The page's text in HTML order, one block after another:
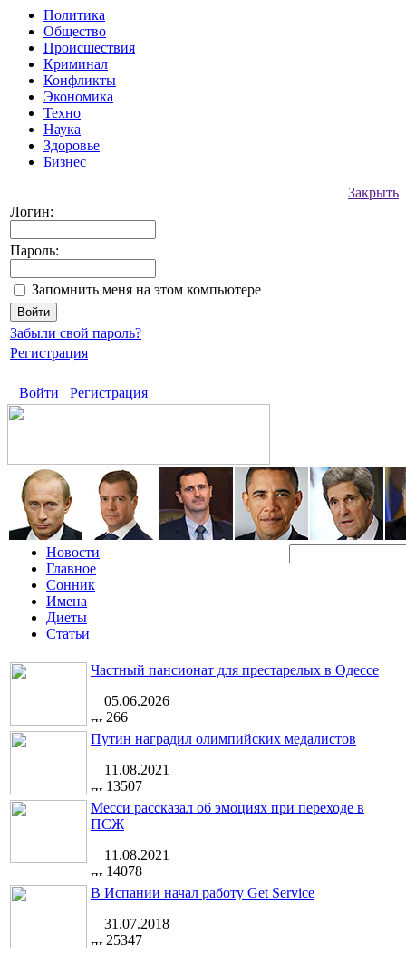
Политика
Общество
Происшествия
Криминал
Конфликты
Экономика
Техно
Наука
Здоровье
Бизнес
Закрыть
Логин:
Пароль:
Запомнить меня на этом компьютере
Забыли свой пароль?
Регистрация
Войти Регистрация
Новости
Главное
Сонник
Имена
Диеты
Статьи
Частный пансионат для престарелых в Одессе
05.06.2026
266
Путин наградил олимпийских медалистов
11.08.2021
13507
Месси рассказал об эмоциях при переходе в
ПСЖ
11.08.2021
14078
В Испании начал работу Get Service
31.07.2018
25347